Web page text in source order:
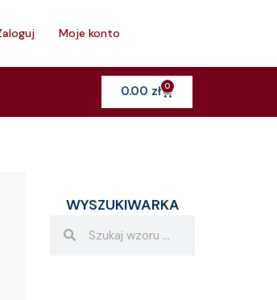
Moje konto
0.00 zł 0Cart
WYSZUKIWARKA